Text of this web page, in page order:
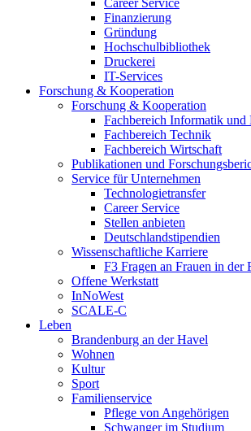
Career Service
Finanzierung
Gründung
Hochschulbibliothek
Druckerei
IT-Services
Forschung & Kooperation
Forschung & Kooperation
Fachbereich Informatik und
Fachbereich Technik
Fachbereich Wirtschaft
Publikationen und
Service für Unternehmen
Technologietransfer
Career Service
Stellen anbieten
Deutschlandstipendien
Wissenschaftliche Karriere
F3 Fragen an Frauen in der
Offene Werkstatt
InNoWest
SCALE-C
Leben
Brandenburg an der Havel
Wohnen
Kultur
Sport
Familienservice
Pflege von Angehörigen
Schwanger im Studium